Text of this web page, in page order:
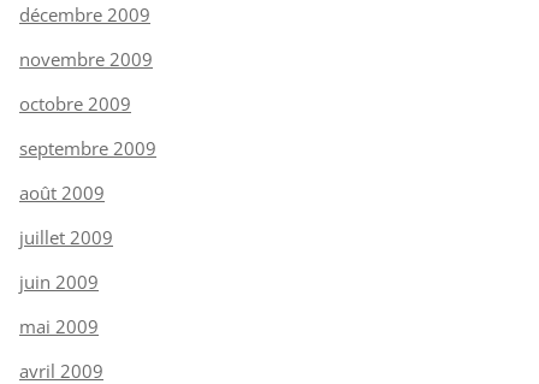
décembre 2009
novembre 2009
octobre 2009
septembre 2009
août 2009
juillet 2009
juin 2009
mai 2009
avril 2009